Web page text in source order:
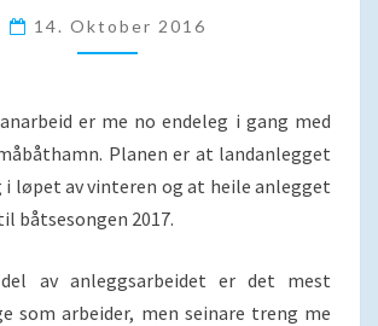
SI
HEIMESIDE
14. Oktober 2016
er me no endeleg i gang med
Planen er at landanlegget
i løpet av vinteren og at heile anlegget
båtsesongen 2017.
av anleggsarbeidet er det mest
som arbeider, men seinare treng me